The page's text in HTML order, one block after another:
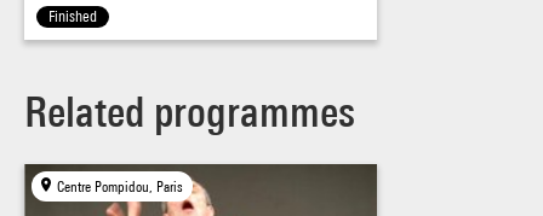
Finished
Related programmes
Centre Pompidou, Paris